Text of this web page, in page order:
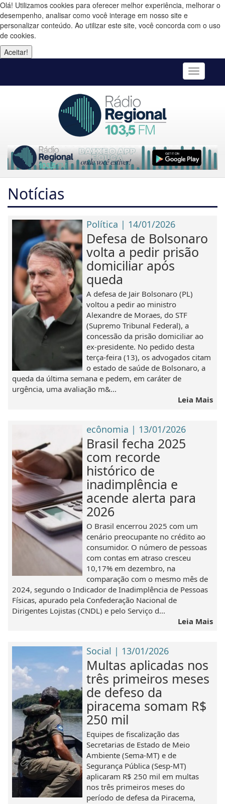
Olá! Utilizamos cookies para oferecer melhor experiência, melhorar o
desempenho, analisar como você interage em nosso site e
personalizar conteúdo. Ao utilizar este site, você concorda com o uso
de cookies.
Aceitar!
Toggle
Notícias
Política | 14/01/2026
Defesa de Bolsonaro
volta a pedir prisão
domiciliar após
queda
A defesa de Jair Bolsonaro (PL)
voltou a pedir ao ministro
Alexandre de Moraes, do STF
(Supremo Tribunal Federal), a
concessão da prisão domiciliar ao
ex-presidente. No pedido desta
terça-feira (13), os advogados citam
o estado de saúde de Bolsonaro, a
queda da última semana e pedem, em caráter de
urgência, uma avaliação m&...
Leia Mais
ecônomia | 13/01/2026
Brasil fecha 2025
com recorde
histórico de
inadimplência e
acende alerta para
2026
O Brasil encerrou 2025 com um
cenário preocupante no crédito ao
consumidor. O número de pessoas
com contas em atraso cresceu
10,17% em dezembro, na
comparação com o mesmo mês de
2024, segundo o Indicador de Inadimplência de Pessoas
Físicas, apurado pela Confederação Nacional de
Dirigentes Lojistas (CNDL) e pelo Serviço d...
Leia Mais
Social | 13/01/2026
Multas aplicadas nos
três primeiros meses
de defeso da
piracema somam R$
250 mil
Equipes de fiscalização das
Secretarias de Estado de Meio
Ambiente (Sema-MT) e de
Segurança Pública (Sesp-MT)
aplicaram R$ 250 mil em multas
nos três primeiros meses do
período de defesa da Piracema,